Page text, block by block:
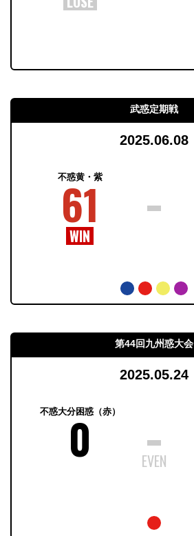
武惑定期戦
2025.06.08
不惑黄・紫
61
第44回九州惑大会
2025.05.24
不惑大分困惑（赤）
0